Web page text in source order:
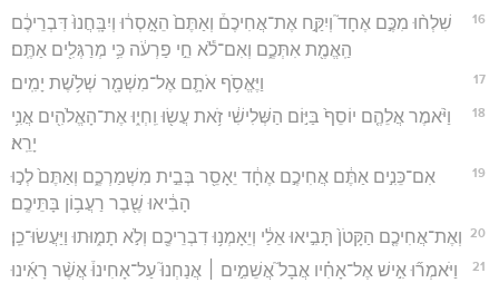
16
שִׁלְח֨וּ מִכֶּ֣ם אֶחָד֮ וְיִקַּ֣ח אֶת־אֲחִיכֶם֒ וְאַתֶּם֙ הֵאָ֣סְר֔וּ וְיִבָּֽחֲנוּ֙ דִּבְרֵיכֶ֔ם
הַֽאֱמֶ֖ת אִתְּכֶ֑ם וְאִם־לֹ֕א חֵ֣י פַרְעֹ֔ה כִּ֥י מְרַגְּלִ֖ים אַתֶּֽם׃
17 וַיֶּאֱסֹ֥ף אֹתָ֛ם אֶל־מִשְׁמָ֖ר שְׁלֹ֥שֶׁת יָמִֽים׃
18
וַיֹּ֨אמֶר אֲלֵהֶ֤ם יוֹסֵף֙ בַּיּ֣וֹם הַשְּׁלִישִׁ֔י זֹ֥את עֲשׂ֖וּ וִֽחְי֑וּ אֶת־הָאֱלֹהִ֖ים אֲנִ֥י
יָרֵֽא׃
19
אִם־כֵּנִ֣ים אַתֶּ֔ם אֲחִיכֶ֣ם אֶחָ֔ד יֵאָסֵ֖ר בְּבֵ֣ית מִשְׁמַרְכֶ֑ם וְאַתֶּם֙ לְכ֣וּ
הָבִ֔יאוּ שֶׁ֖בֶר רַעֲב֥וֹן בָּתֵּיכֶֽם׃
20 וְאֶת־אֲחִיכֶ֤ם הַקָּטֹן֙ תָּבִ֣יאוּ אֵלַ֔י וְיֵאָמְנ֥וּ דִבְרֵיכֶ֖ם וְלֹ֣א תָמ֑וּתוּ וַיַּעֲשׂוּ־כֵֽן׃
21
וַיֹּאמְר֞וּ אִ֣ישׁ אֶל־אָחִ֗יו אֲבָל֮ אֲשֵׁמִ֣ים ׀ אֲנַחְנוּ֮ עַל־אָחִינוּ֒ אֲשֶׁ֨ר רָאִ֜ינוּ